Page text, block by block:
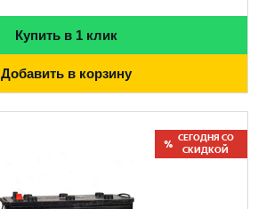
Купить в 1 клик
Добавить в корзину
СЕГОДНЯ СО
СКИДКОЙ